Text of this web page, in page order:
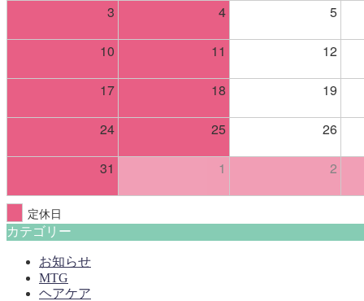
3 4 5
10 11 12
17 18 19
24 25 26
31 1 2
定休日
カテゴリー
お知らせ
MTG
ヘアケア